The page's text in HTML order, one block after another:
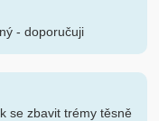
- doporučuji
se zbavit trémy těsně